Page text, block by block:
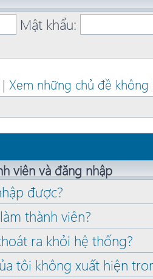
Mật khẩu:
| Xem những chủ đề không
viên và đăng nhập
được?
thành viên?
ra khỏi hệ thống?
tôi không xuất hiện